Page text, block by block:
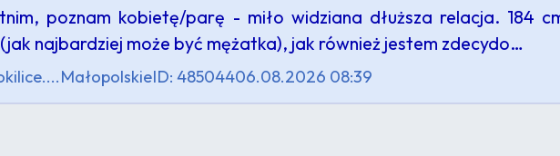
poznam kobietę/parę - miło widziana dłuższa relacja. 184
najbardziej może być mężatka), jak również jestem zdecydo…
MałopolskieID: 48504406.08.2026 08:39